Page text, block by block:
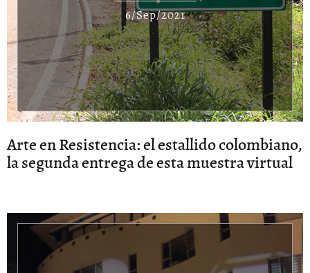
6/Sep/2021
Arte en Resistencia: el estallido colombiano,
la segunda entrega de esta muestra virtual